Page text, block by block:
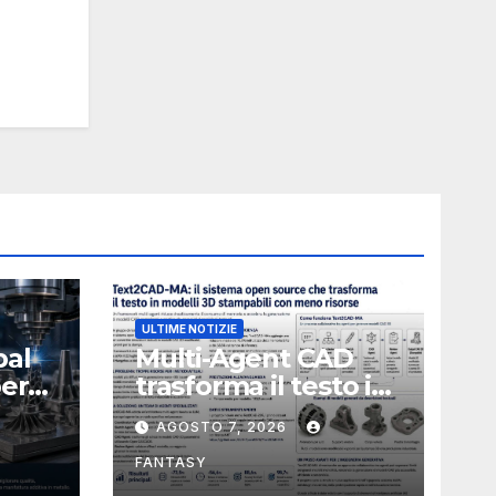
ULTIME NOTIZIE
Multi-Agent CAD
trasforma il testo in
CAD usando 116
volte meno token
AGOSTO 7, 2026
FANTASY